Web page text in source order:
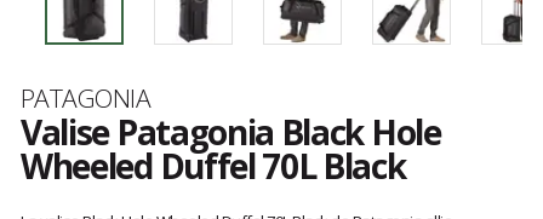
Marque
PATAGONIA
Valise Patagonia Black Hole
Wheeled Duffel 70L Black